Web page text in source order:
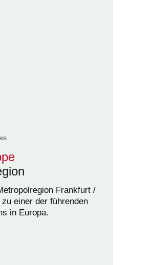
Frankfurt /
einer der führenden
in Europa.